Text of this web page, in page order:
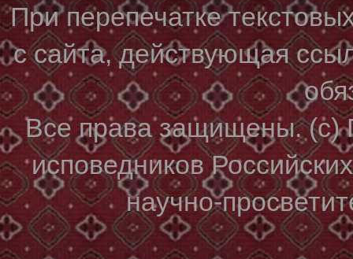
При перепечатке
с сайта, действующая
Все права защищены. (с)
исповедников
научно-